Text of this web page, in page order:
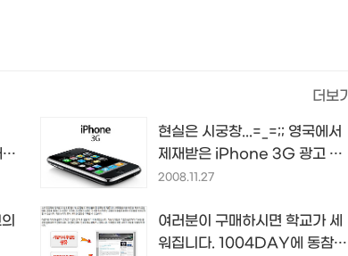
더보기
현실은 시궁창...=_=;; 영국에서
제재받은 iPhone 3G 광고 이
야기.
2008.11.27
여러분이 구매하시면 학교가 세
워집니다. 1004DAY에 동참해